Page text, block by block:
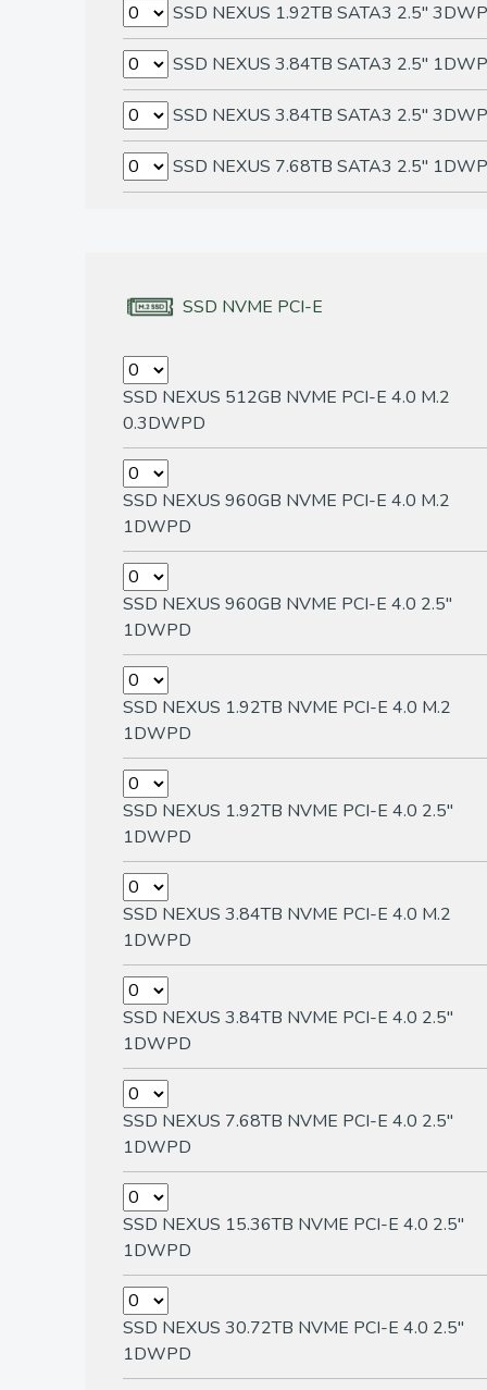
SSD NEXUS 1.92TB SATA3 2.5"
SSD NEXUS 3.84TB SATA3 2.5"
SSD NEXUS 3.84TB SATA3 2.5"
SSD NEXUS 7.68TB SATA3 2.5"
SSD NVME PCI-E
SSD NEXUS 512GB NVME PCI-E 4.0 M.2
0.3DWPD
SSD NEXUS 960GB NVME PCI-E 4.0 M.2
1DWPD
SSD NEXUS 960GB NVME PCI-E 4.0 2.5"
1DWPD
SSD NEXUS 1.92TB NVME PCI-E 4.0 M.2
1DWPD
SSD NEXUS 1.92TB NVME PCI-E 4.0 2.5"
1DWPD
SSD NEXUS 3.84TB NVME PCI-E 4.0 M.2
1DWPD
SSD NEXUS 3.84TB NVME PCI-E 4.0 2.5"
1DWPD
SSD NEXUS 7.68TB NVME PCI-E 4.0 2.5"
1DWPD
SSD NEXUS 15.36TB NVME PCI-E 4.0 2.5"
1DWPD
SSD NEXUS 30.72TB NVME PCI-E 4.0 2.5"
1DWPD